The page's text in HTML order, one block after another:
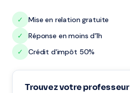
✓
Mise en relation gratuite
✓
Réponse en moins d'1h
✓
Crédit d'impôt 50%
Trouvez votre professeur